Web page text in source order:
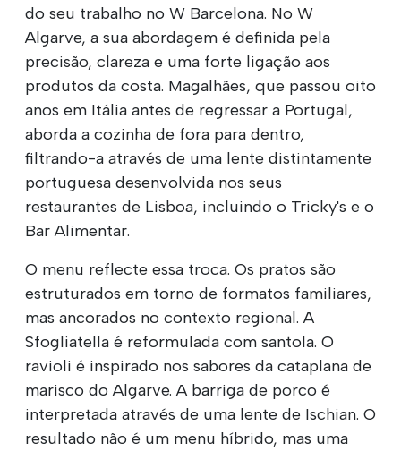
do seu trabalho no W Barcelona. No W
Algarve, a sua abordagem é definida pela
precisão, clareza e uma forte ligação aos
produtos da costa. Magalhães, que passou oito
anos em Itália antes de regressar a Portugal,
aborda a cozinha de fora para dentro,
filtrando-a através de uma lente distintamente
portuguesa desenvolvida nos seus
restaurantes de Lisboa, incluindo o Tricky's e o
Bar Alimentar.
O menu reflecte essa troca. Os pratos são
estruturados em torno de formatos familiares,
mas ancorados no contexto regional. A
Sfogliatella é reformulada com santola. O
ravioli é inspirado nos sabores da cataplana de
marisco do Algarve. A barriga de porco é
interpretada através de uma lente de Ischian. O
resultado não é um menu híbrido, mas uma